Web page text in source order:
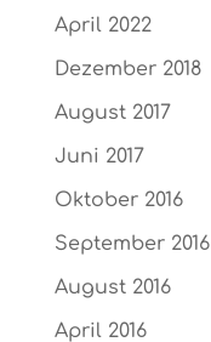
April 2022
Dezember 2018
August 2017
Juni 2017
Oktober 2016
September 2016
August 2016
April 2016